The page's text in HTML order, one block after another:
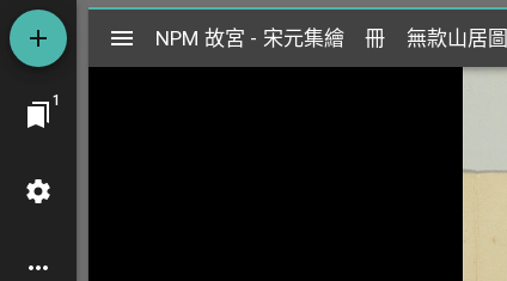
1
Mirador
閱
NPM 故宮 - 宋元集繪 冊 無款山居圖
NPM 故宮 - 宋元集繪 冊 無款山居圖